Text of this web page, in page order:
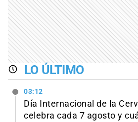
LO ÚLTIMO
03:12
Día Internacional de la
celebra cada 7 agosto y